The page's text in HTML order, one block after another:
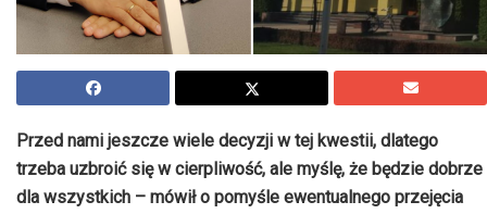
Przed nami jeszcze wiele decyzji w tej kwestii, dlatego
trzeba uzbroić się w cierpliwość, ale myślę, że będzie dobrze
dla wszystkich – mówił o pomyśle ewentualnego przejęcia